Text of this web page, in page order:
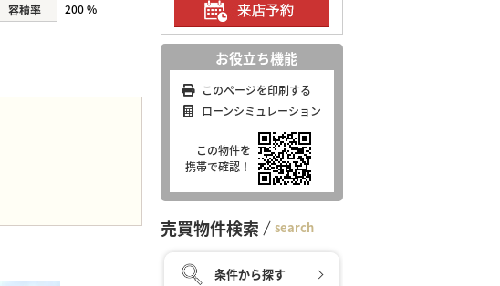
容積率 200 %
お役立ち機能
このページを印刷する
ローンシミュレーション
この物件を
携帯で確認！
売買物件検索 search
条件から探す